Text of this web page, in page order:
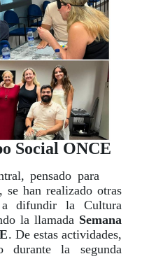
Social ONCE
pensado para
han realizado otras
a difundir la Cultura
la llamada Semana
. De estas actividades,
durante la segunda